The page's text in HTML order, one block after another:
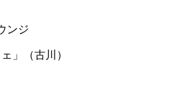
ンジ
」（古川）